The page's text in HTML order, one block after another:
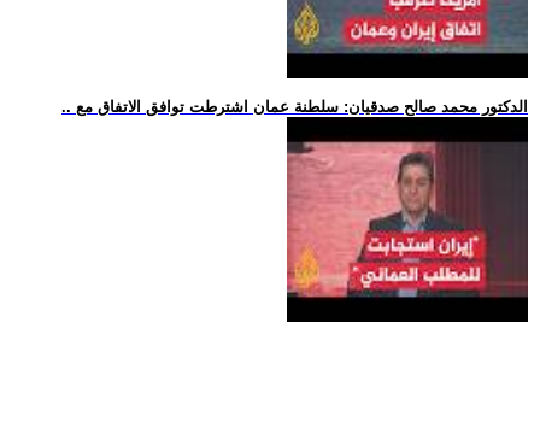
.. الدكتور محمد صالح صدقيان: سلطنة عمان اشترطت توافق الاتفاق مع